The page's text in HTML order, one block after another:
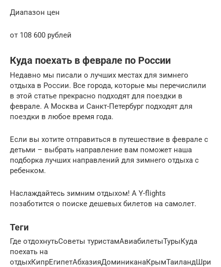
Диапазон цен
от 108 600 рублей
Куда поехать в феврале по России
Недавно мы писали о лучших местах для зимнего
отдыха в России. Все города, которые мы перечислили
в этой статье прекрасно подходят для поездки в
феврале. А Москва и Санкт-Петербург подходят для
поездки в любое время года.
Если вы хотите отправиться в путешествие в феврале с
детьми – выбрать направление вам поможет наша
подборка лучших направлений для зимнего отдыха с
ребенком.
Наслаждайтесь зимним отдыхом! А Y-flights
позаботится о поиске дешевых билетов на самолет.
Теги
Где отдохнутьСоветы туристамАвиабилетыТурыКуда
поехать на
отдыхКипрЕгипетАбхазияДоминиканаКрымТаиландШри